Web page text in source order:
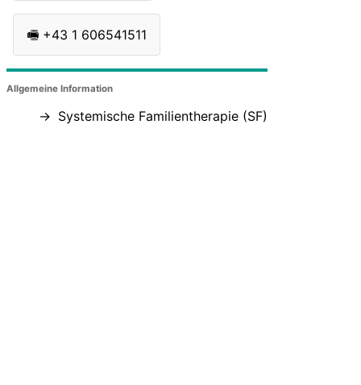
🖷 +43 1 606541511
Allgemeine Information
Systemische Familientherapie (SF)